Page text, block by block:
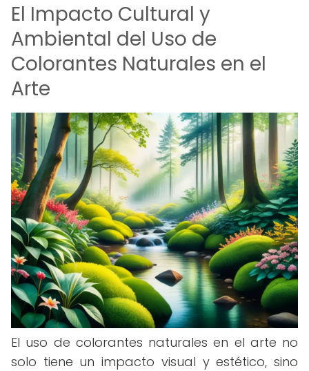
El Impacto Cultural y
Ambiental del Uso de
Colorantes Naturales en el
Arte
El uso de colorantes naturales en el arte no
solo tiene un impacto visual y estético, sino